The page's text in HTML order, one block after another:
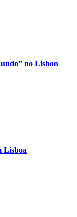
no Lisbon
Lisboa